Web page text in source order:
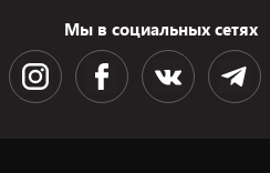
Мы в социальных сетях